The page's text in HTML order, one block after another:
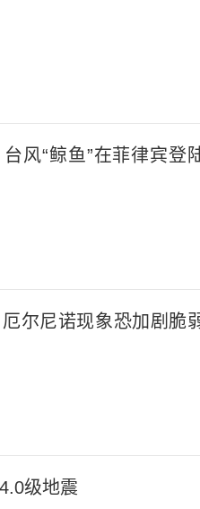
风“鲸鱼”在菲律宾登
尔尼诺现象恐加剧脆
级地震